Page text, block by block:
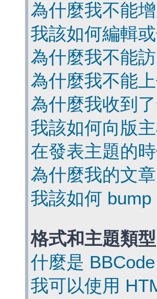
為什麼我不能
我該如何編輯
為什麼我不能
為什麼我不能
為什麼我收到
我該如何向版
在發表主題的
為什麼我的文
我該如何
格式和主題類型
什麼是 BBCode
我可以使用